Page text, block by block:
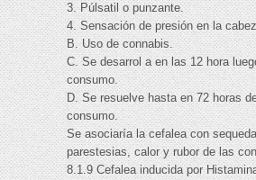
3. Púlsatil o punzante.
4. Sensación de presión en la
B. Uso de connabis.
C. Se desarrol a en las 12 hora
consumo.
D. Se resuelve hasta en 72 horas
consumo.
Se asociaría la cefalea con
parestesias, calor y rubor de las
8.1.9 Cefalea inducida por